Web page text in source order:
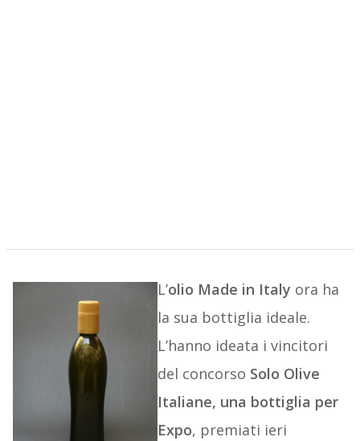
L’olio Made in Italy ora ha
la sua bottiglia ideale.
L’hanno ideata i vincitori
del concorso Solo Olive
Italiane, una bottiglia per
Expo, premiati ieri